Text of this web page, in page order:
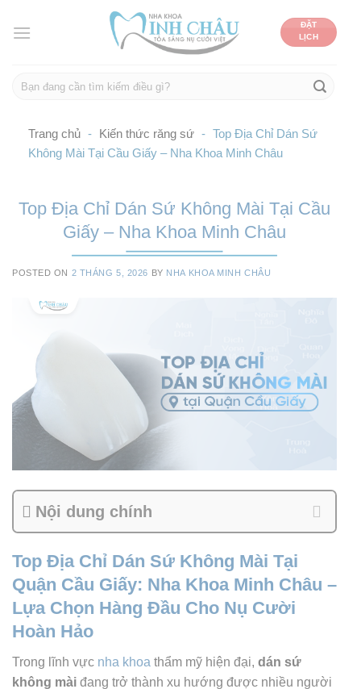
ĐẶT
LỊCH
Trang chủ - Kiến thức răng sứ - Top Địa Chỉ Dán Sứ
Không Mài Tại Cầu Giấy – Nha Khoa Minh Châu
Top Địa Chỉ Dán Sứ Không Mài Tại Cầu
Giấy – Nha Khoa Minh Châu
POSTED ON 2 THÁNG 5, 2026 BY NHA KHOA MINH CHÂU
Nội dung chính
Top Địa Chỉ Dán Sứ Không Mài Tại
Quận Cầu Giấy: Nha Khoa Minh Châu –
Lựa Chọn Hàng Đầu Cho Nụ Cười
Hoàn Hảo
Trong lĩnh vực nha khoa thẩm mỹ hiện đại, dán sứ
không mài đang trở thành xu hướng được nhiều người